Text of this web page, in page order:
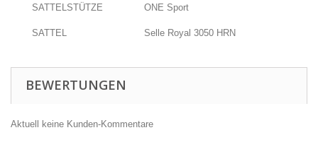
SATTELSTÜTZE ONE Sport
SATTEL Selle Royal 3050 HRN
BEWERTUNGEN
Aktuell keine Kunden-Kommentare